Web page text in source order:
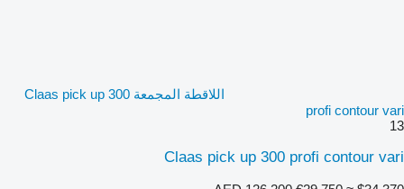
اللاقطة المجمعة Claas pick up 300
profi contour vari
13
Claas pick up 300 profi contour vari